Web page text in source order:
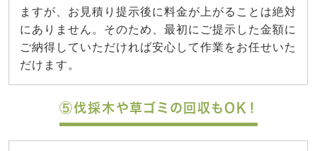
ますが、お見積り提示後に料金が上がることは絶対
にありません。そのため、最初にご提示した金額に
ご納得していただければ安心して作業をお任せいた
だけます。
⑤伐採木や草ゴミの回収もOK！